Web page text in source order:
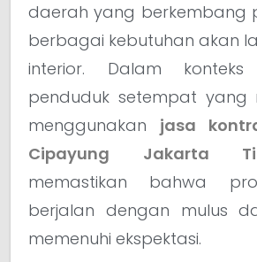
daerah yang berkembang
berbagai kebutuhan akan
interior. Dalam
penduduk setempat yang
menggunakan jasa
Cipayung Jakarta
memastikan bahwa
berjalan dengan mulus
memenuhi ekspektasi.